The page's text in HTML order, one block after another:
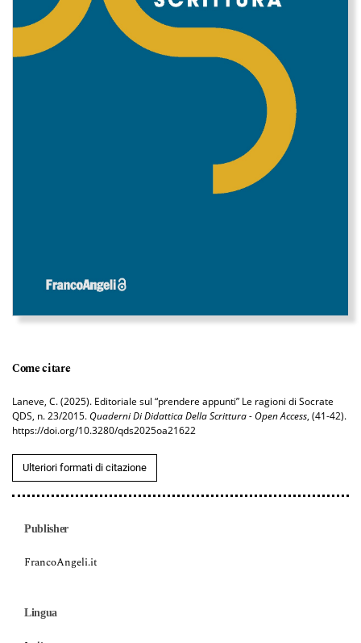
Come citare
Laneve, C. (2025). Editoriale sul “prendere appunti” Le ragioni di Socrate
QDS, n. 23/2015.Quaderni Di Didattica Della Scrittura - Open Access, (41-42).
https://doi.org/10.3280/qds2025oa21622
Ulteriori formati di citazione
Publisher
FrancoAngeli.it
Lingua